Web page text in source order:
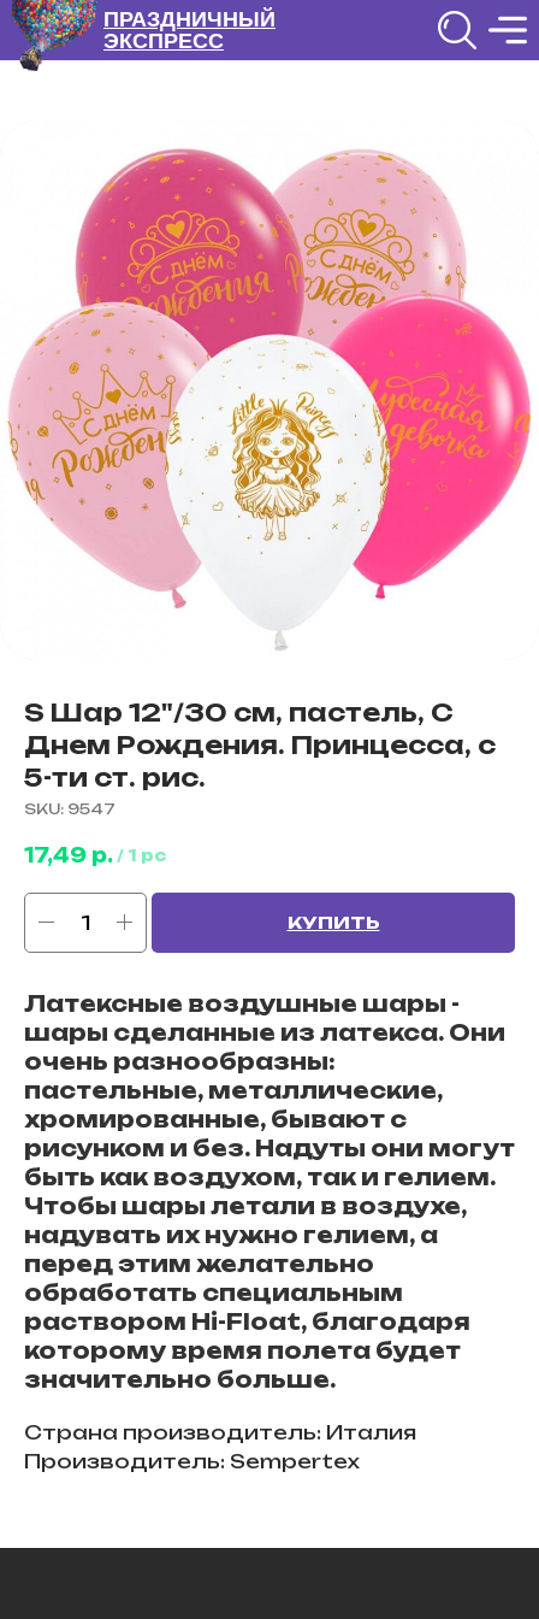
ПРАЗДНИЧНЫЙ
ЭКСПРЕСС
S Шар 12"/30 см, пастель, С
Днем Рождения. Принцесса, с
5-ти ст. рис.
SKU: 9547
17,49 р. / 1 pc
КУПИТЬ
Латексные воздушные шары -
шары сделанные из латекса. Они
очень разнообразны:
пастельные, металлические,
хромированные, бывают с
рисунком и без. Надуты они могут
быть как воздухом, так и гелием.
Чтобы шары летали в воздухе,
надувать их нужно гелием, а
перед этим желательно
обработать специальным
раствором Hi-Float, благодаря
которому время полета будет
значительно больше.
Страна производитель: Италия
Производитель: Sempertex